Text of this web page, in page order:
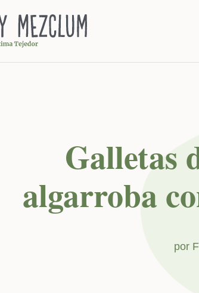
Galletas
algarroba
por